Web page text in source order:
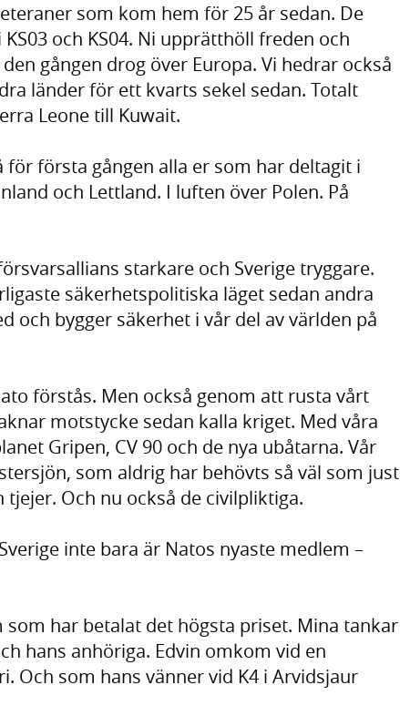
som kom hem för 25 år sedan. De
och KS04. Ni upprätthöll freden och
gången drog över Europa. Vi hedrar också
länder för ett kvarts sekel sedan. Totalt
Leone till Kuwait.
första gången alla er som har deltagit i
och Lettland. I luften över Polen. På
starkare och Sverige tryggare.
säkerhetspolitiska läget sedan andra
och bygger säkerhet i vår del av världen på
förstås. Men också genom att rusta vårt
motstycke sedan kalla kriget. Med våra
Gripen, CV 90 och de nya ubåtarna. Vår
som aldrig har behövts så väl som just
Och nu också de civilpliktiga.
inte bara är Natos nyaste medlem –
som har betalat det högsta priset. Mina tankar
hans anhöriga. Edvin omkom vid en
Och som hans vänner vid K4 i Arvidsjaur